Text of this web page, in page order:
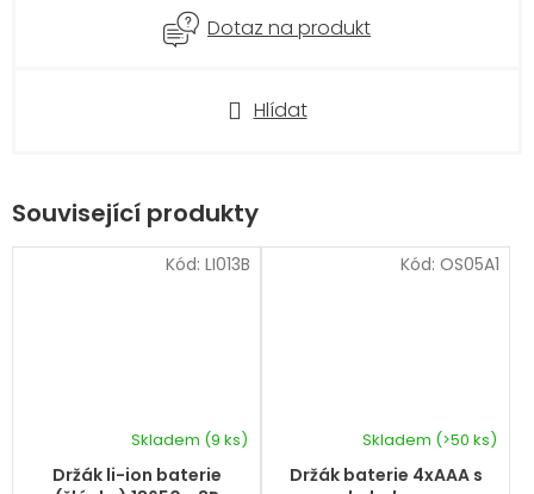
Hlídat
Dotaz na produkt
Související produkty
Držák li-ion baterie
hodnocení
Skladem (9 ks)
Kód: LI013B
Držák baterie 4xAAA s
hodnocení
Skladem (>50 ks)
Kód: OS05A1